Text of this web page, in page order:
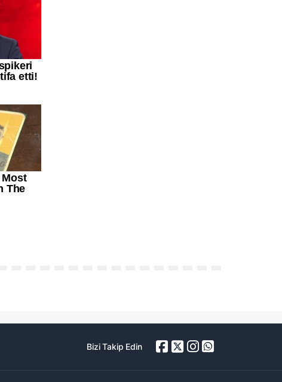
Bizi Takip Edin